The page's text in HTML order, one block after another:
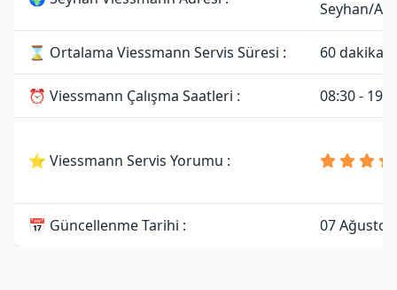
Seyhan/
⌛ Ortalama Viessmann Servis Süresi : 60 dakika
⏰ Viessmann Çalışma Saatleri : 08:30 -
⭐ Viessmann Servis Yorumu :
📅 Güncellenme Tarihi : 07